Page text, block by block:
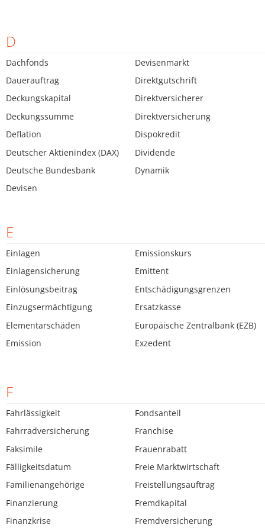
D
Dachfonds
Dauerauftrag
Deckungskapital
Deckungssumme
Deflation
Deutscher Aktienindex (DAX)
Deutsche Bundesbank
Devisen
Devisenmarkt
Direktgutschrift
Direktversicherer
Direktversicherung
Dispokredit
Dividende
Dynamik
E
Einlagen
Einlagensicherung
Einlösungsbeitrag
Einzugsermächtigung
Elementarschäden
Emission
Emissionskurs
Emittent
Entschädigungsgrenzen
Ersatzkasse
Europäische Zentralbank (EZB)
Exzedent
F
Fahrlässigkeit
Fahrradversicherung
Faksimile
Fälligkeitsdatum
Familienangehörige
Finanzierung
Finanzkrise
Fondsanteil
Franchise
Frauenrabatt
Freie Marktwirtschaft
Freistellungsauftrag
Fremdkapital
Fremdversicherung